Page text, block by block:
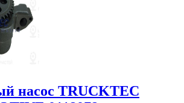
насос TRUCKTEC